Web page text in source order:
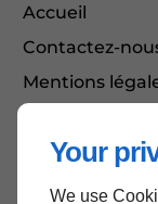
Your
We use
Accueil
Contactez-
Mentions